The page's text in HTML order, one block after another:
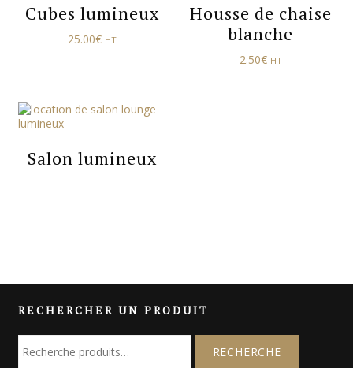
Cubes lumineux
25.00€ HT
Housse de chaise
blanche
2.50€ HT
Salon lumineux
RECHERCHER UN PRODUIT
e